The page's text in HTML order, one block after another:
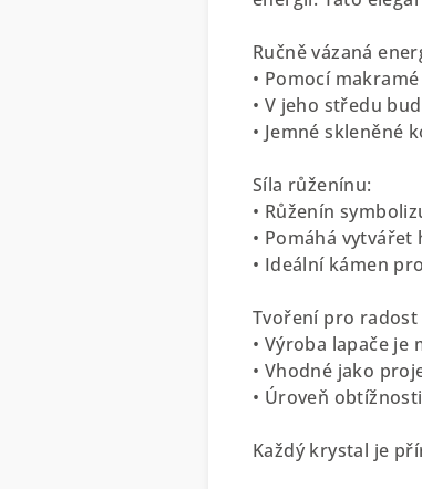
Ručně vázaná
• Pomocí
• V jeho středu
• Jemné skleněné
Síla růženínu:
• Růženín
• Pomáhá
• Ideální kámen
Tvoření pro radost
• Výroba lapače
• Vhodné jako
• Úroveň
Každý krystal je